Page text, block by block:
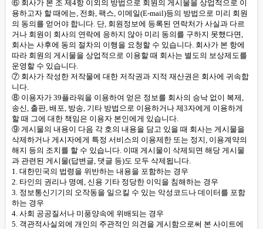
⑥ 회사가 본 조 제4항 이외의 방법으로 회원의 게시물을 상업적으로 이
용하고자 할 때에는, 전화, 팩스, 이메일(E-mail)등의 방법으로 미리 회원
의 동의를 얻어야 합니다. 단, 회원정보에 등록된 연락처가 사실과 다르
거나 회원이 회사의 연락에 응하지 않아 미리 동의를 구하지 못했다면,
회사는 사후에 동의 절차의 이행을 요청할 수 있습니다. 회사가 본 항에
따라 회원의 게시물을 상업적으로 이용할 때 회사는 별도의 보상제도를
운영할 수 있습니다.
⑦ 회사가 작성한 저작물에 대한 저작권과 지적 재산권은 회사에 귀속합
니다.
⑧ 이용자가 39플라워을 이용하여 얻은 정보를 회사의 승낙 없이 복제,
송신, 출판, 배포, 방송, 기타 방법으로 이용하거나 제3자에게 이용하게
할 때 그에 대한 책임은 이용자 본인에게 있습니다.
⑨ 게시물의 내용이 다음 각 호의 내용을 담고 있을 때 회사는 게시물을
삭제하거나 게시자에게 특정 서비스의 이용제한 또는 정지, 이용계약의
해지 등의 조치를 할 수 있습니다. 이때 게시물이 삭제되면 해당 게시물
과 관련된 게시물(답변글, 댓글 등)도 모두 삭제됩니다.
1. 대한민국의 법령을 위반하는 내용을 포함하는 경우
2. 타인의 권리나 명예, 신용 기타 정당한 이익을 침해하는 경우
3. 정보통신기기의 오작동을 일으킬 수 있는 악성코드나 데이터를 포함
하는 경우
4. 사회 공공질서나 미풍양속에 위배되는 경우
5. 객관적사실외에 개인의 주관적인 의견을 게시함으로써 본 사이트에